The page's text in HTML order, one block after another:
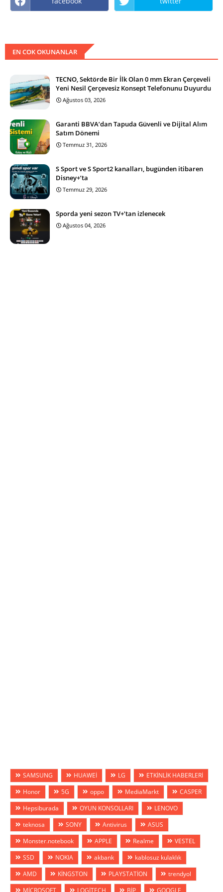
EN COK OKUNANLAR
TECNO, Sektörde Bir İlk Olan 0 mm Ekran Çerçeveli
Yeni Nesil Çerçevesiz Konsept Telefonunu Duyurdu
Ağustos 03, 2026
Garanti BBVA’dan Tapuda Güvenli ve Dijital Alım
Satım Dönemi
Temmuz 31, 2026
S Sport ve S Sport2 kanalları, bugünden itibaren
Disney+’ta
Temmuz 29, 2026
Sporda yeni sezon TV+’tan izlenecek
Ağustos 04, 2026
SAMSUNG HUAWEİ LG
ETKİNLİK HABERLERİ
Honor
5G oppo MediaMarkt
CASPER
Hepsiburada
OYUN KONSOLLARI
LENOVO
teknosa
SONY Antivirus
ASUS
Monster.notebook
APPLE Realme
VESTEL
SSD
NOKIA akbank
kablosuz kulaklık
AMD
KİNGSTON PLAYSTATİON
trendyol
MİCROSOFT
LOGİTECH BİP GOOGLE